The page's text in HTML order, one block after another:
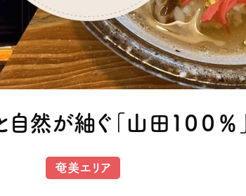
然が紬ぐ「山田１００％
奄美エリア